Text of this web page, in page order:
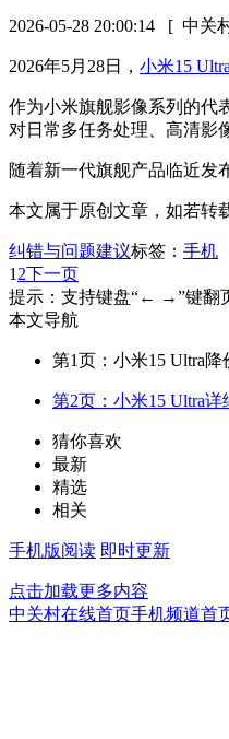
2026-05-28 20:00:14 [ 中关
2026年5月28日， 小米15 Ultra
作为小米旗舰影像系列的代
对日常多任务处理、高清影
随着新一代旗舰产品临近发
本文属于原创文章，如若转
纠错与问题建议标签： 手机
1 2下一页
提示：支持键盘“← →”键翻
本文导航
第1页：小米15 Ultra降
第2页：小米15 Ultra详
猜你喜欢
最新
精选
相关
手机版阅读 即时更新
点击加载更多内容
中关村在线首页手机频道首